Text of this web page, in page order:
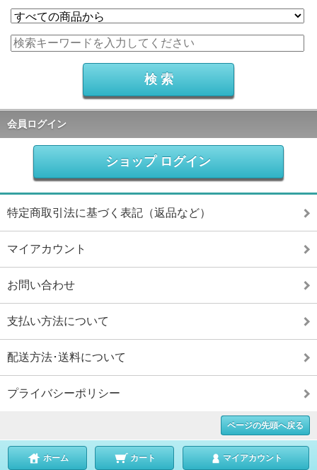
会員ログイン
ショップ ログイン
特定商取引法に基づく表記（返品など）
マイアカウント
お問い合わせ
支払い方法について
配送方法･送料について
プライバシーポリシー
ページの先頭へ戻る
ホーム カート マイアカウント